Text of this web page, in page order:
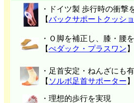
・ドイツ製 歩行時の衝撃
【バックサポートクッシ
・Ｏ脚を補正し、膝・腰
【ぺダック・プラスワン 】
・足首安定・ねんざにも
【 ソルボ足首サポーター 】
・理想的歩行を実現